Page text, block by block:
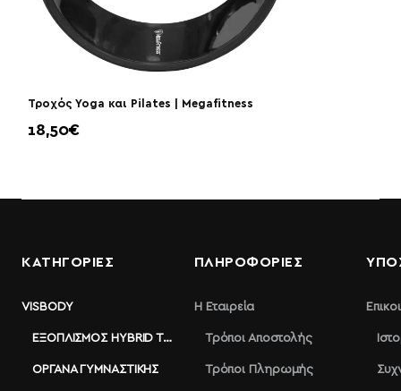
Τροχός Yoga και Pilates | Megafitness
18,50€
ΚΑΤΗΓΟΡΙΕΣ
VISBODY
ΕΞΟΠΛΙΣΜΌΣ HYBRID TRAINING
ΌΡΓΑΝΑ ΓΥΜΝΑΣΤΙΚΉΣ
ΠΛΗΡΟΦΟΡΊΕΣ
Η Εταιρεία
Τρόποι Αποστολής
Τρόποι Πληρωμής